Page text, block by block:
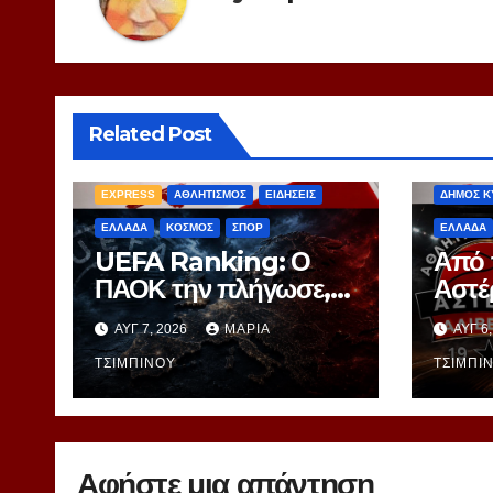
Related Post
EXPRESS ΑΘΛΗΤΙΣΜΟΣ ΕΙΔΗΣΕΙΣ
ΕΛΛΑΔΑ ΚΟΣΜΟΣ ΣΠΟΡ
UEFA Ranking: Ο
ΠΑΟΚ την πλήγωσε,
οι αντίπαλοι την
τιμώρησαν – Ξεφεύγει
η 10η θέση για την
Ελλάδα
ΑΥΓ 7, 2026 ΜΑΡΊΑ
ΤΣΙΜΠΙΝΟΎ
EXPRESS
ΔΗΜΟΣ
ΕΛΛΑΔΑ
Από
Ένα
στα
ΑΥΓ
Αφήστε μια απάντηση